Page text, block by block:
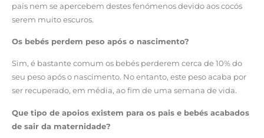
pais nem se apercebem destes fenómenos devido aos cocós
serem muito escuros.
Os bebés perdem peso após o nascimento?
Sim, é bastante comum os bebés perderem cerca de 10% do
seu peso após o nascimento. No entanto, este peso acaba por
ser recuperado, em média, ao fim de uma semana de vida.
Que tipo de apoios existem para os pais e bebés acabados
de sair da maternidade?